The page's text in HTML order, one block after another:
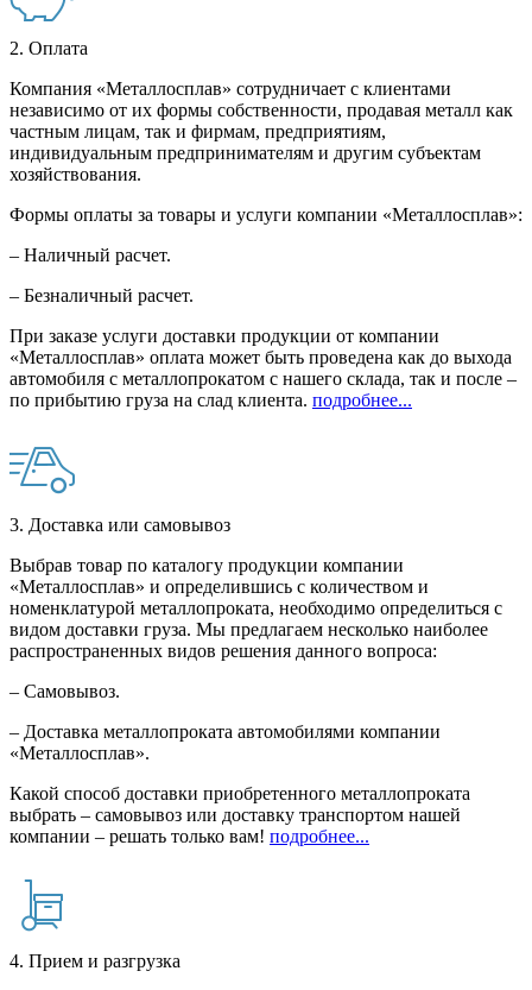
2. Оплата
Компания «Металлосплав» сотрудничает с клиентами
независимо от их формы собственности, продавая металл как
частным лицам, так и фирмам, предприятиям,
индивидуальным предпринимателям и другим субъектам
хозяйствования.
Формы оплаты за товары и услуги компании «Металлосплав»:
– Наличный расчет.
– Безналичный расчет.
При заказе услуги доставки продукции от компании
«Металлосплав» оплата может быть проведена как до выхода
автомобиля с металлопрокатом с нашего склада, так и после –
по прибытию груза на слад клиента. подробнее...
3. Доставка или самовывоз
Выбрав товар по каталогу продукции компании
«Металлосплав» и определившись с количеством и
номенклатурой металлопроката, необходимо определиться с
видом доставки груза. Мы предлагаем несколько наиболее
распространенных видов решения данного вопроса:
– Самовывоз.
– Доставка металлопроката автомобилями компании
«Металлосплав».
Какой способ доставки приобретенного металлопроката
выбрать – самовывоз или доставку транспортом нашей
компании – решать только вам! подробнее...
4. Прием и разгрузка